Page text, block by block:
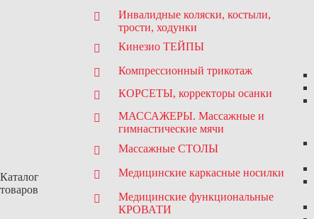
Каталог
товаров
Инвалидные коляски, костыли,
трости, ходунки
Кинезио ТЕЙПЫ
Компрессионный трикотаж
КОРСЕТЫ, корректоры осанки
МАССАЖЕРЫ. Массажные и
гимнастические мячи
Массажные СТОЛЫ
Медицинские каркасные носилки
Медицинские функциональные
КРОВАТИ